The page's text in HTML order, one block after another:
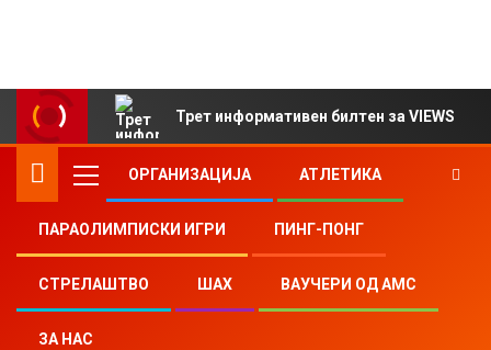
Трет информативен билтен за VIEWS
ОРГАНИЗАЦИЈА АТЛЕТИКА
ПАРАОЛИМПИСКИ ИГРИ ПИНГ-ПОНГ
СТРЕЛАШТВО ШАХ ВАУЧЕРИ ОД АМС
ЗА НАС
Home Спортови Page 34